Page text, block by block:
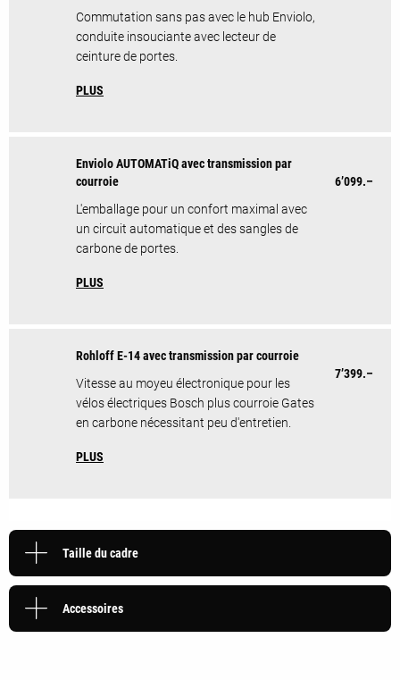
Commutation sans pas avec le hub Enviolo,
conduite insouciante avec lecteur de
ceinture de portes.
PLUS
Enviolo AUTOMATiQ avec transmission par
courroie
L'emballage pour un confort maximal avec
un circuit automatique et des sangles de
carbone de portes.
PLUS
6’099.–
Rohloff E-14 avec transmission par courroie
Vitesse au moyeu électronique pour les
vélos électriques Bosch plus courroie Gates
en carbone nécessitant peu d'entretien.
PLUS
7’399.–
Taille du cadre
Accessoires